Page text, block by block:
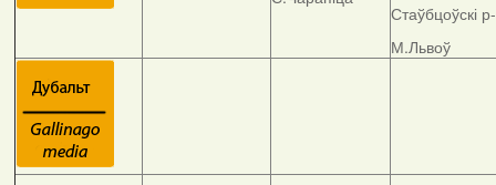
Стаўбцоўскі
М.Львоў